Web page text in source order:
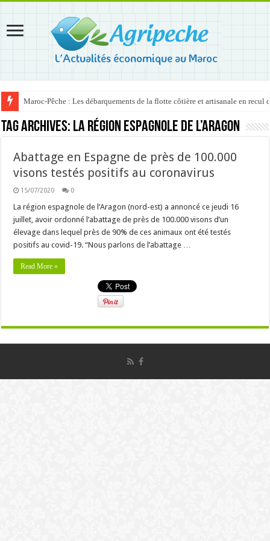
Maroc-Pêche : Les débarquements de la flotte côtière et artisanale en recul
Tag Archives: La région espagnole de l’Aragon
Abattage en Espagne de près de 100.000
visons testés positifs au coronavirus
15/07/2020 0
La région espagnole de l’Aragon (nord-est) a annoncé ce jeudi 16
juillet, avoir ordonné l’abattage de près de 100.000 visons d’un
élevage dans lequel près de 90% de ces animaux ont été testés
positifs au covid-19. “Nous parlons de l’abattage …
Read More »